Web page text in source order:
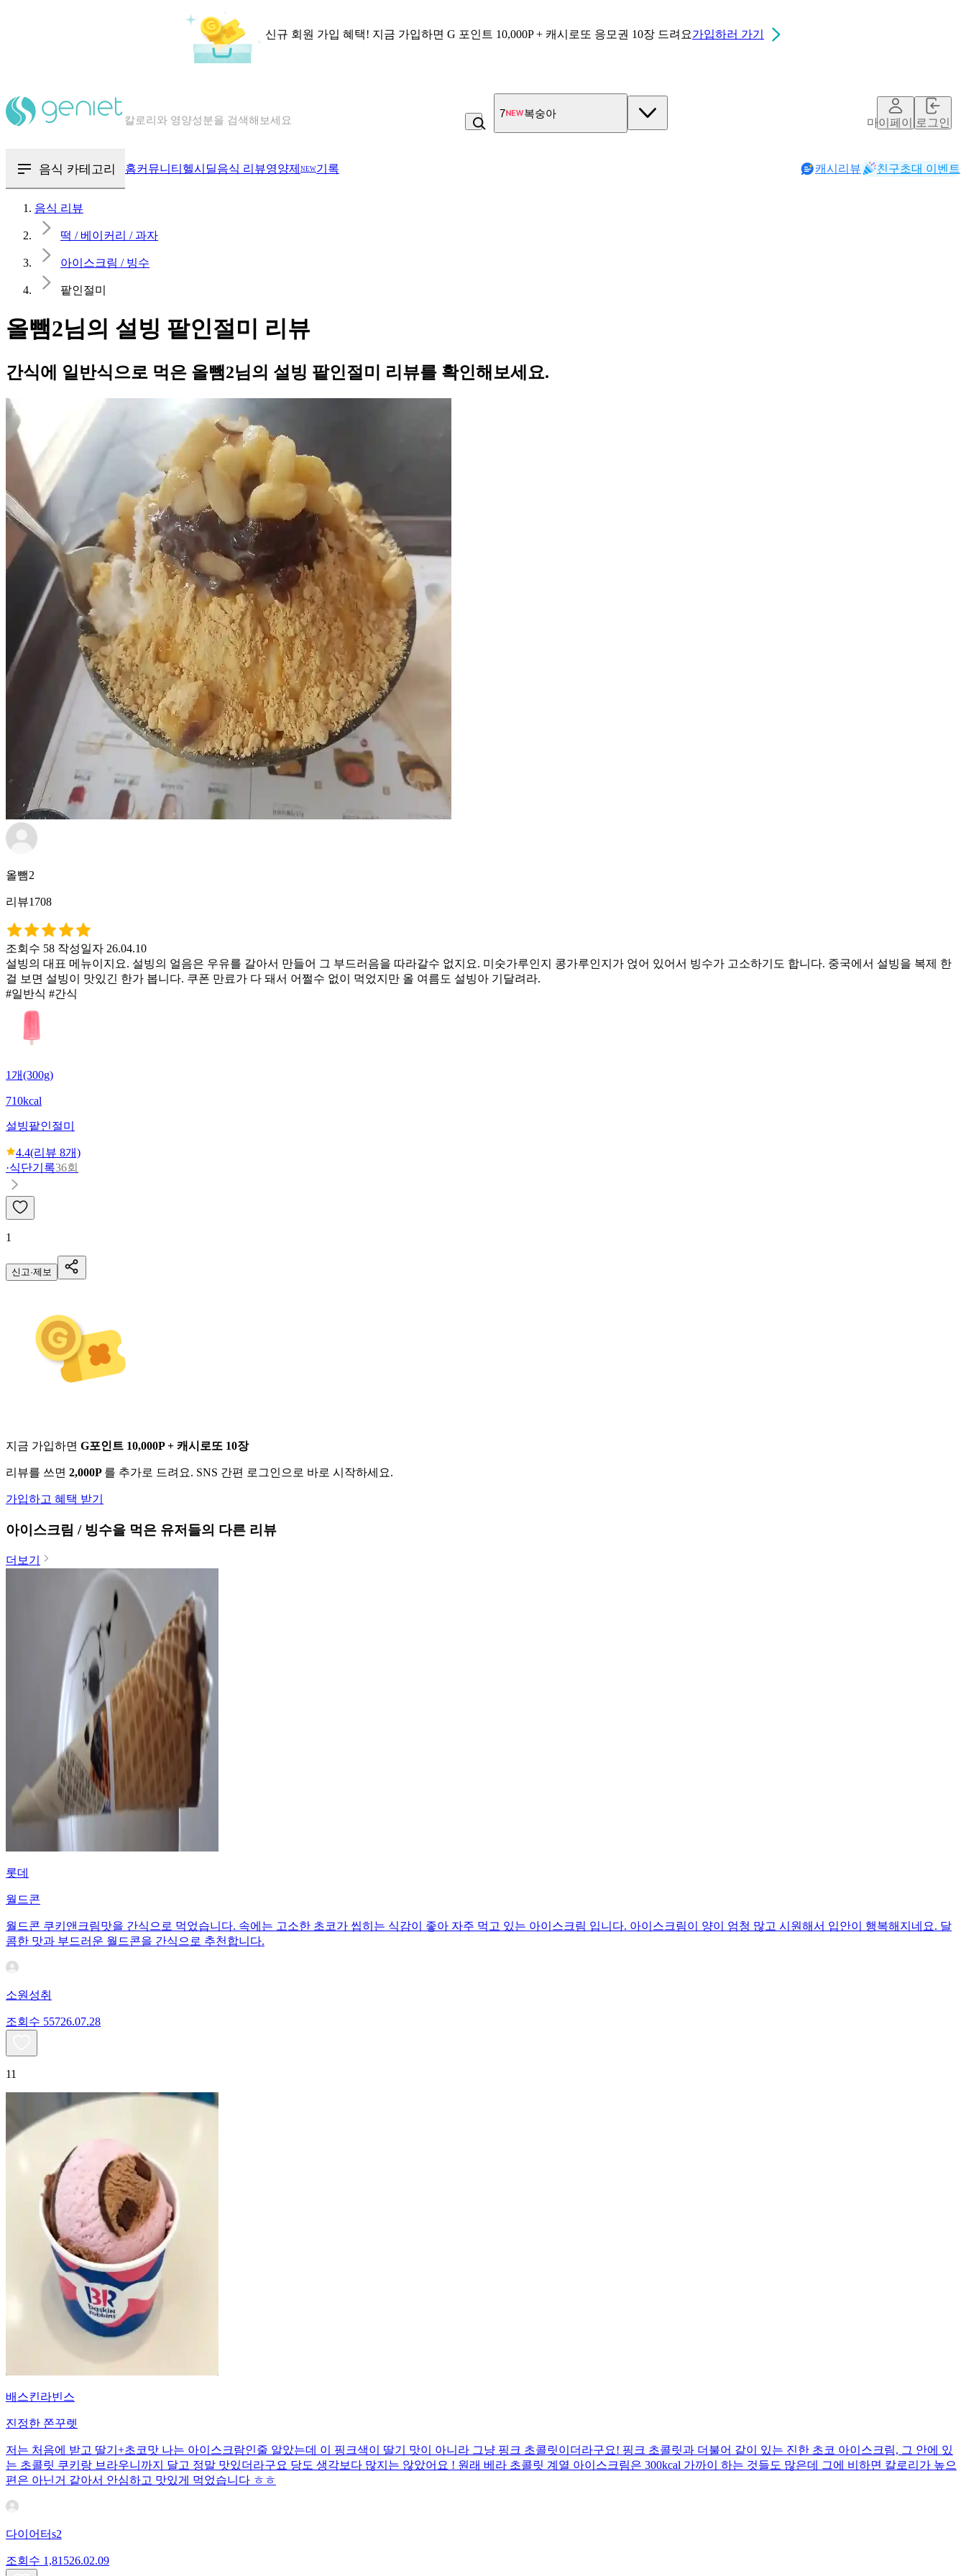
신규 회원 가입 혜택! 지금 가입하면 G 포인트 10,000P + 캐시로또 응모권 10장 드려요가입하러 가기
혈당 · 다이어트 음식 검색해보세요
7 복숭아
마이페이지로그인
음식 카테고리 홈커뮤니티 헬시딜음식 리뷰영양제 NEW기록 캐시리뷰 친구초대 이벤트
음식 리뷰
떡 / 베이커리 / 과자
아이스크림 / 빙수
팥인절미
올뺌2님의 설빙 팥인절미 리뷰
간식에 일반식으로 먹은 올뺌2님의 설빙 팥인절미 리뷰를 확인해보세요.
올뺌2
리뷰1708
조회수 58 작성일자 26.04.10
설빙의 대표 메뉴이지요. 설빙의 얼음은 우유를 갈아서 만들어 그 부드러음을 따라갈수 없지요. 미숫가루인지 콩가루인지가 얹어 있어서 빙수가 고소하기도 합니다. 중국에서 설빙을 복제 한
걸 보면 설빙이 맛있긴 한가 봅니다. 쿠폰 만료가 다 돼서 어쩔수 없이 먹었지만 올 여름도 설빙아 기달려라.
#일반식 #간식
1개(300g)
710kcal
설빙팥인절미
4.4(리뷰 8개)
·식단기록36회
1
신고·제보
지금 가입하면 G포인트 10,000P + 캐시로또 10장
리뷰를 쓰면 2,000P 를 추가로 드려요. SNS 간편 로그인으로 바로 시작하세요.
가입하고 혜택 받기
아이스크림 / 빙수을 먹은 유저들의 다른 리뷰
더보기
롯데
월드콘
월드콘 쿠키앤크림맛을 간식으로 먹었습니다. 속에는 고소한 초코가 씹히는 식감이 좋아 자주 먹고 있는 아이스크림 입니다. 아이스크림이 양이 엄청 많고 시원해서 입안이 행복해지네요. 달
콤한 맛과 부드러운 월드콘을 간식으로 추천합니다.
소원성취
조회수 55726.07.28
11
배스킨라빈스
진정한 쫀꾸렛
저는 처음에 받고 딸기+초코맛 나는 아이스크람인줄 알았는데 이 핑크색이 딸기 맛이 아니라 그냥 핑크 초콜릿이더라구요! 핑크 초콜릿과 더불어 같이 있는 진한 초코 아이스크림, 그 안에 있
는 초콜릿 쿠키랑 브라우니까지 달고 정말 맛있더라구요 당도 생각보다 많지는 않았어요 ! 원래 베라 초콜릿 계열 아이스크림은 300kcal 가까이 하는 것들도 많은데 그에 비하면 칼로리가 높으
편은 아닌거 같아서 안심하고 맛있게 먹었습니다 ㅎㅎ
다이어터s2
조회수 1,81526.02.09